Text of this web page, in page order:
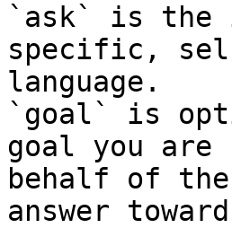
`ask` is the
specific,
language.
`goal` is
goal you
behalf of
answer